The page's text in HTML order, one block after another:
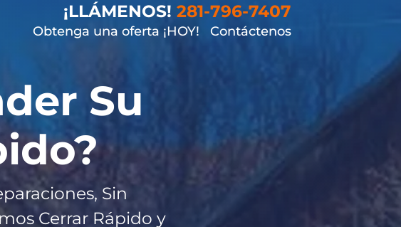
¡LLÁMENOS! 281-796-7407
Obtenga una oferta ¡HOY! Contáctenos
Su
Sin
Cerrar Rápido y